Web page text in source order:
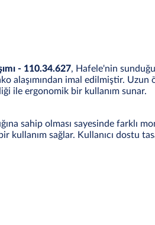
- 110.34.627, Hafele'nin
alaşımından imal edilmiştir.
ile ergonomik bir kullanım sunar.
sahip olması sayesinde farklı
sağlar. Kullanıcı dostu